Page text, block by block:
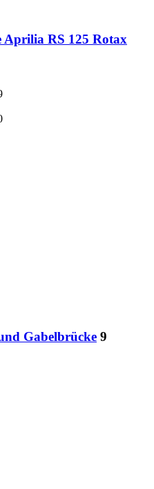
Aprilia RS 125 Rotax
Gabelbrücke 9